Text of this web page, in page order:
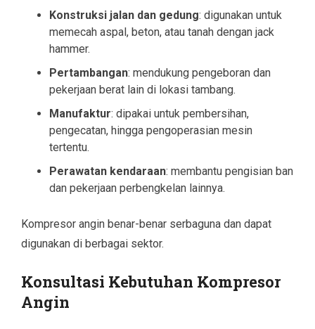
Konstruksi jalan dan gedung: digunakan untuk
memecah aspal, beton, atau tanah dengan jack
hammer.
Pertambangan: mendukung pengeboran dan
pekerjaan berat lain di lokasi tambang.
Manufaktur: dipakai untuk pembersihan,
pengecatan, hingga pengoperasian mesin
tertentu.
Perawatan kendaraan: membantu pengisian ban
dan pekerjaan perbengkelan lainnya.
Kompresor angin benar-benar serbaguna dan dapat
digunakan di berbagai sektor.
Konsultasi Kebutuhan Kompresor
Angin